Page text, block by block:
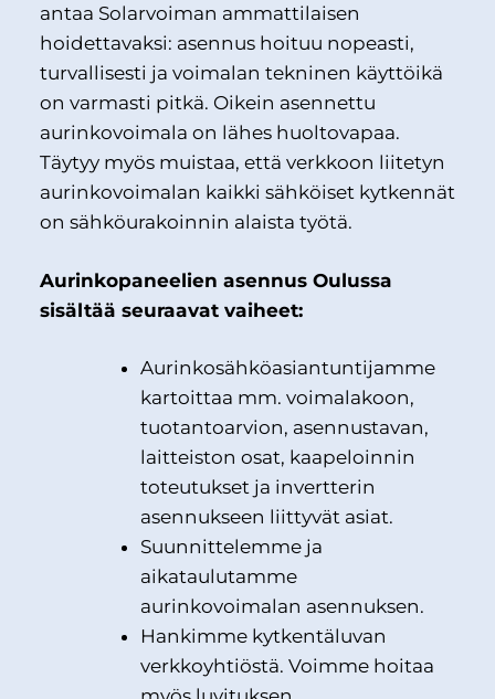
antaa Solarvoiman ammattilaisen
hoidettavaksi: asennus hoituu nopeasti,
turvallisesti ja voimalan tekninen käyttöikä
on varmasti pitkä. Oikein asennettu
aurinkovoimala on lähes huoltovapaa.
Täytyy myös muistaa, että verkkoon liitetyn
aurinkovoimalan kaikki sähköiset kytkennät
on sähköurakoinnin alaista työtä.
Aurinkopaneelien asennus Oulussa
sisältää seuraavat vaiheet:
Aurinkosähköasiantuntijamme
kartoittaa mm. voimalakoon,
tuotantoarvion, asennustavan,
laitteiston osat, kaapeloinnin
toteutukset ja invertterin
asennukseen liittyvät asiat.
Suunnittelemme ja
aikataulutamme
aurinkovoimalan asennuksen.
Hankimme kytkentäluvan
verkkoyhtiöstä. Voimme hoitaa